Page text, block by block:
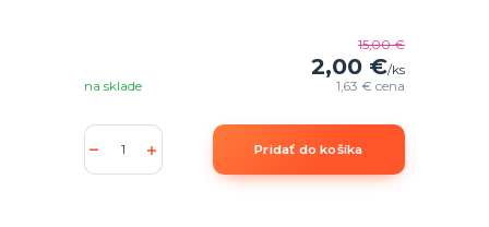
15,00 €
2,00 €/ks
1,63 €cena
na sklade
Pridať do košíka